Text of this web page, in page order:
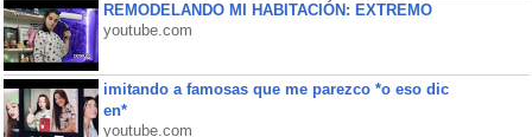
REMODELANDO MI HABITACIÓN: EXTREMO
youtube.com
imitando a famosas que me parezco *o eso dic
en*
youtube.com